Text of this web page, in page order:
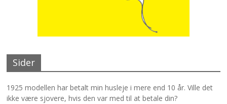
Sider
1925 modellen har betalt min husleje i mere end 10 år. Ville det
ikke være sjovere, hvis den var med til at betale din?